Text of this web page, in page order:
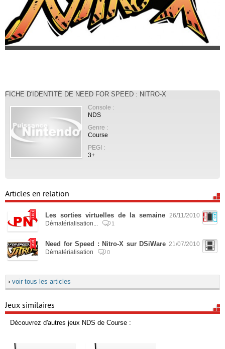
FICHE D'IDENTITÉ DE NEED FOR SPEED : NITRO-X
Console :
NDS
Genre :
Course
PEGI :
3+
Articles en relation
Les sorties virtuelles de la semaine
26/11/2010
Dématérialisation...
1
Need for Speed : Nitro-X sur DSiWare 21/07/2010
Dématérialisation
0
› voir tous les articles
Jeux similaires
Découvrez d'autres jeux NDS de Course :